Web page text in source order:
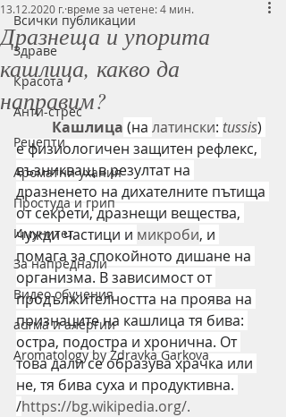
Всички публикации
Здраве
Красота
Анти-стрес
Рецепти
Ароматни ухания
Простуда и грип
Имунитет
За напреднали
Видео обучения
астма и алергии
Aromatology by Zdravka Garkova
Дразнеща и упорита
кашлица, какво да
направим?
13.12.2020 г. време за четене: 4 мин.
Кашлица (на латински: tussis)
е физиологичен защитен рефлекс,
възникващ в резултат на
дразненето на дихателните пътища
от секрети, дразнещи вещества,
чужди частици и микроби, и
помага за спокойното дишане на
организма. В зависимост от
продължителността на проява на
признаците на кашлица тя бива:
остра, подостра и хронична. От
това дали се образува храчка или
не, тя бива суха и продуктивна.
/https://bg.wikipedia.org/.